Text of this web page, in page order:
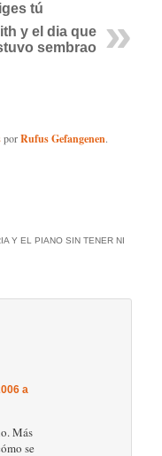
tú
y el dia que
sembrao
porRufus Gefangenen.
Y EL PIANO SIN TENER NI
a
Más
se